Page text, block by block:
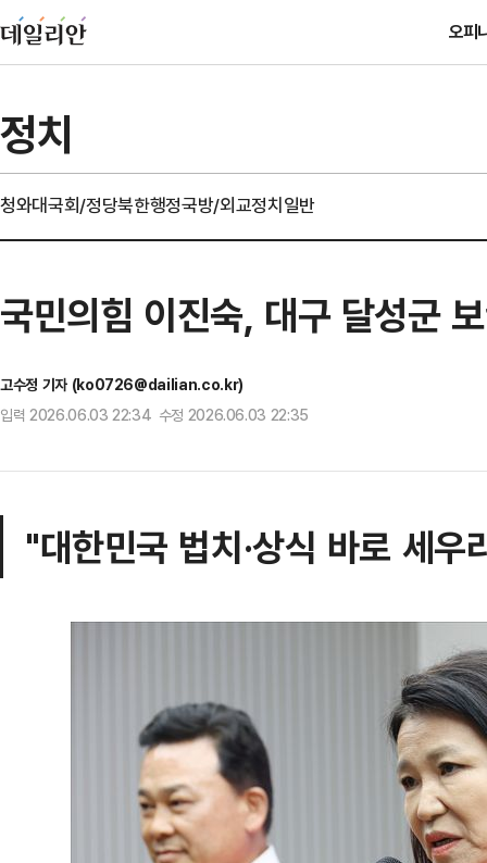
오피
정치
청와대국회/정당북한행정국방/외교정치일반
국민의힘 이진숙, 대구 달성군
고수정 기자 (ko0726@dailian.co.kr)
입력 2026.06.03 22:34 수정 2026.06.03 22:35
"대한민국 법치·상식 바로 세우